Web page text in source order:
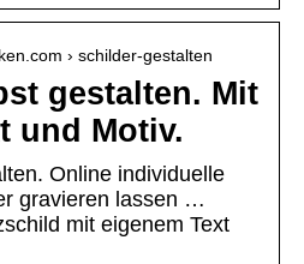
› schilder-gestalten
gestalten. Mit
und Motiv.
Online individuelle
gravieren lassen …
mit eigenem Text